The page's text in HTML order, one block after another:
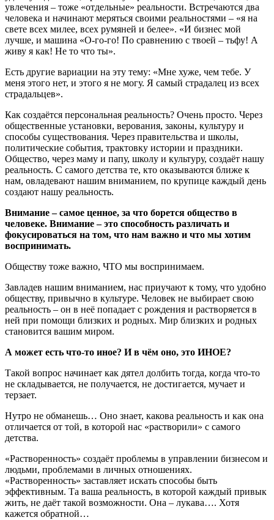
увлечения – тоже «отдельные» реальности. Встречаются два
человека и начинают меряться своими реальностями – «я на
свете всех милее, всех румяней и белее». «И бизнес мой
лучше, и машина «О-го-го! По сравнению с твоей – тьфу! А
живу я как! Не то что ты».
Есть другие вариации на эту тему: «Мне хуже, чем тебе. У
меня этого нет, и этого я не могу. Я самый страдалец из всех
страдальцев».
Как создаётся персональная реальность? Очень просто. Через
общественные установки, верования, законы, культуру и
способы существования. Через правительства и школы,
политические события, трактовку истории и праздники.
Общество, через маму и папу, школу и культуру, создаёт нашу
реальность. С самого детства те, кто оказываются ближе к
нам, овладевают нашим вниманием, по крупице каждый день
создают нашу реальность.
Внимание – самое ценное, за что борется общество в
человеке. Внимание – это способность различать и
фокусироваться на том, что нам важно и что мы хотим
воспринимать.
Обществу тоже важно, ЧТО мы воспринимаем.
Завладев нашим вниманием, нас приучают к тому, что удобно
обществу, привычно в культуре. Человек не выбирает свою
реальность – он в неё попадает с рождения и растворяется в
ней при помощи близких и родных. Мир близких и родных
становится вашим миром.
А может есть что-то иное? И в чём оно, это ИНОЕ?
Такой вопрос начинает как дятел долбить тогда, когда что-то
не складывается, не получается, не достигается, мучает и
терзает.
Нутро не обманешь… Оно знает, какова реальность и как она
отличается от той, в которой нас «растворили» с самого
детства.
«Растворенность» создаёт проблемы в управлении бизнесом и
людьми, проблемами в личных отношениях.
«Растворенность» заставляет искать способы быть
эффективным. Та ваша реальность, в которой каждый привык
жить, не даёт такой возможности. Она – лукава…. Хотя
кажется обратной…